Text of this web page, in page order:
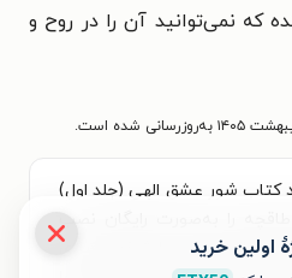
که نمی‌توانید آن را در روح و
کتاب شور عشق الهی (جلد اول)
را به‌صورت رایگان نصب
مطالعه‌ی خود را شخصی‌سازی